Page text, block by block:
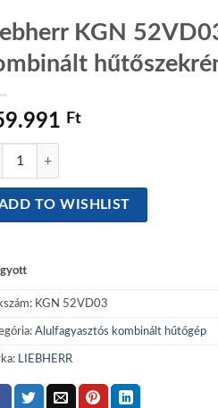
KGN
Ft
KGN 52VD03 kombinált
TO WISHLIST
KGN 52VD03
Alulfagyasztós kombinált hűtőgép
LIEBHERR